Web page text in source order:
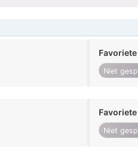
Niet
Niet